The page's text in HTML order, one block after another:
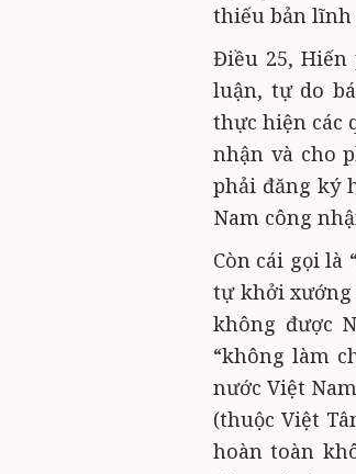
thiếu bản lĩnh
Điều 25, Hiến
luận, tự do
thực hiện các
nhận và cho
phải đăng ký
Nam công
Còn cái gọi là
tự khởi xướng
không được
“không làm
nước Việt
(thuộc Việt
hoàn toàn